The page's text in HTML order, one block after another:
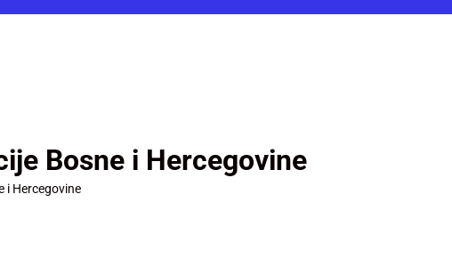
Bosne i Hercegovine
i Hercegovine